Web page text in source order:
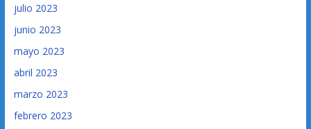
julio 2023
junio 2023
mayo 2023
abril 2023
marzo 2023
febrero 2023